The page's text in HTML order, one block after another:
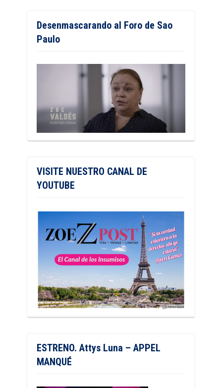
Desenmascarando al Foro de Sao
Paulo
VISITE NUESTRO CANAL DE
YOUTUBE
ESTRENO. Attys Luna – APPEL
MANQUÉ